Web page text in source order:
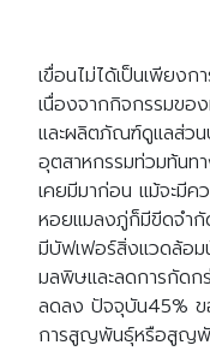
เขื่อนไม่ได้เป็นเพียง
เนื่องจากกิจกรรมขอ
และผลิตภัณฑ์ดูแลส่วน
อุตสาหกรรมท่วมท้นท
เคยมีมาก่อน แม้จะมีค
หอยแมลงภู่ก็มีขีดจำกั
มีบัฟเฟอร์สิ่งแวดล้อ
มลพิษและลดการกัดก
ลดลง ปัจจุบัน45%
การสูญพันธุ์หรือสูญพั